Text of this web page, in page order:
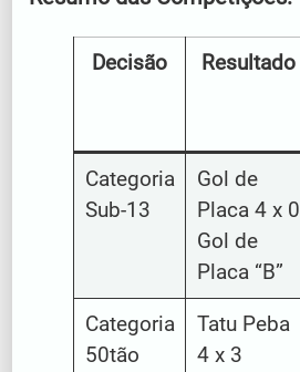
Decisão Resultado
Categoria
Sub-13
Gol de
Placa 4 x 0
Gol de
Placa “B”
Categoria
50tão
Tatu Peba
4 x 3